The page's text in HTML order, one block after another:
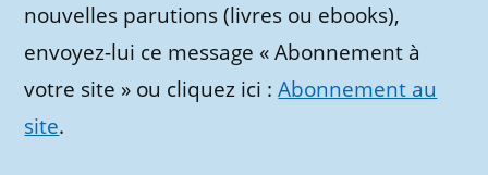
nouvelles parutions (livres ou ebooks),
envoyez-lui ce message « Abonnement à
votre site » ou cliquez ici :Abonnement au
site.